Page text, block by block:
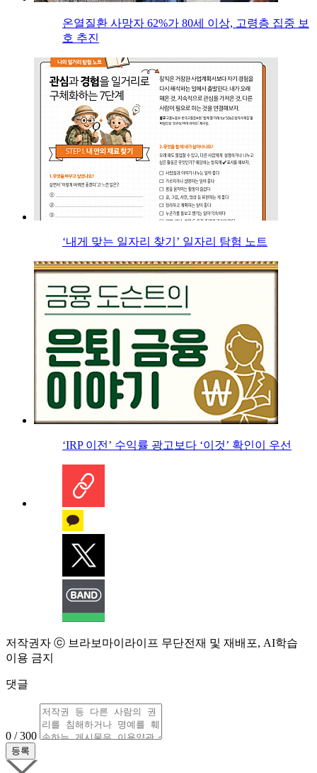
온열질환 사망자 62%가 80세 이상, 고령층 집중 보
호 추진
‘내게 맞는 일자리 찾기’ 일자리 탐험 노트
‘IRP 이전’ 수익률 광고보다 ‘이것’ 확인이 우선
저작권자 ⓒ 브라보마이라이프 무단전재 및 재배포, AI학습
이용 금지
댓글
0 / 300